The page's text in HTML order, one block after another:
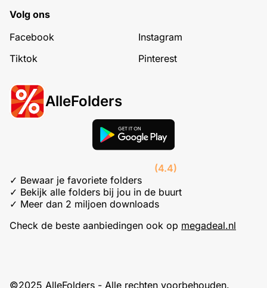
Volg ons
Facebook
Instagram
Tiktok
Pinterest
AlleFolders
(4.4)
✓ Bewaar je favoriete folders
✓ Bekijk alle folders bij jou in de buurt
✓ Meer dan 2 miljoen downloads
Check de beste aanbiedingen ook op megadeal.nl
©2025 AlleFolders - Alle rechten voorbehouden.